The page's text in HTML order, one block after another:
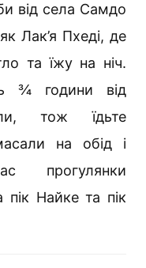
від села Самдо
Лак’я Пхеді, де
та їжу на ніч.
¾ години від
тож їдьте
на обід і
прогулянки
Найке та пік